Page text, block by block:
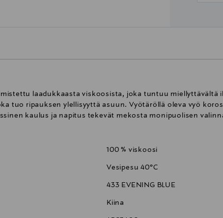
laadukkaasta viskoosista, joka tuntuu miellyttävältä
tuo ripauksen ylellisyyttä asuun. Vyötäröllä oleva vyö
kaulus ja napitus tekevät mekosta monipuolisen
100 % viskoosi
Vesipesu 40°C
433 EVENING BLUE
Kiina